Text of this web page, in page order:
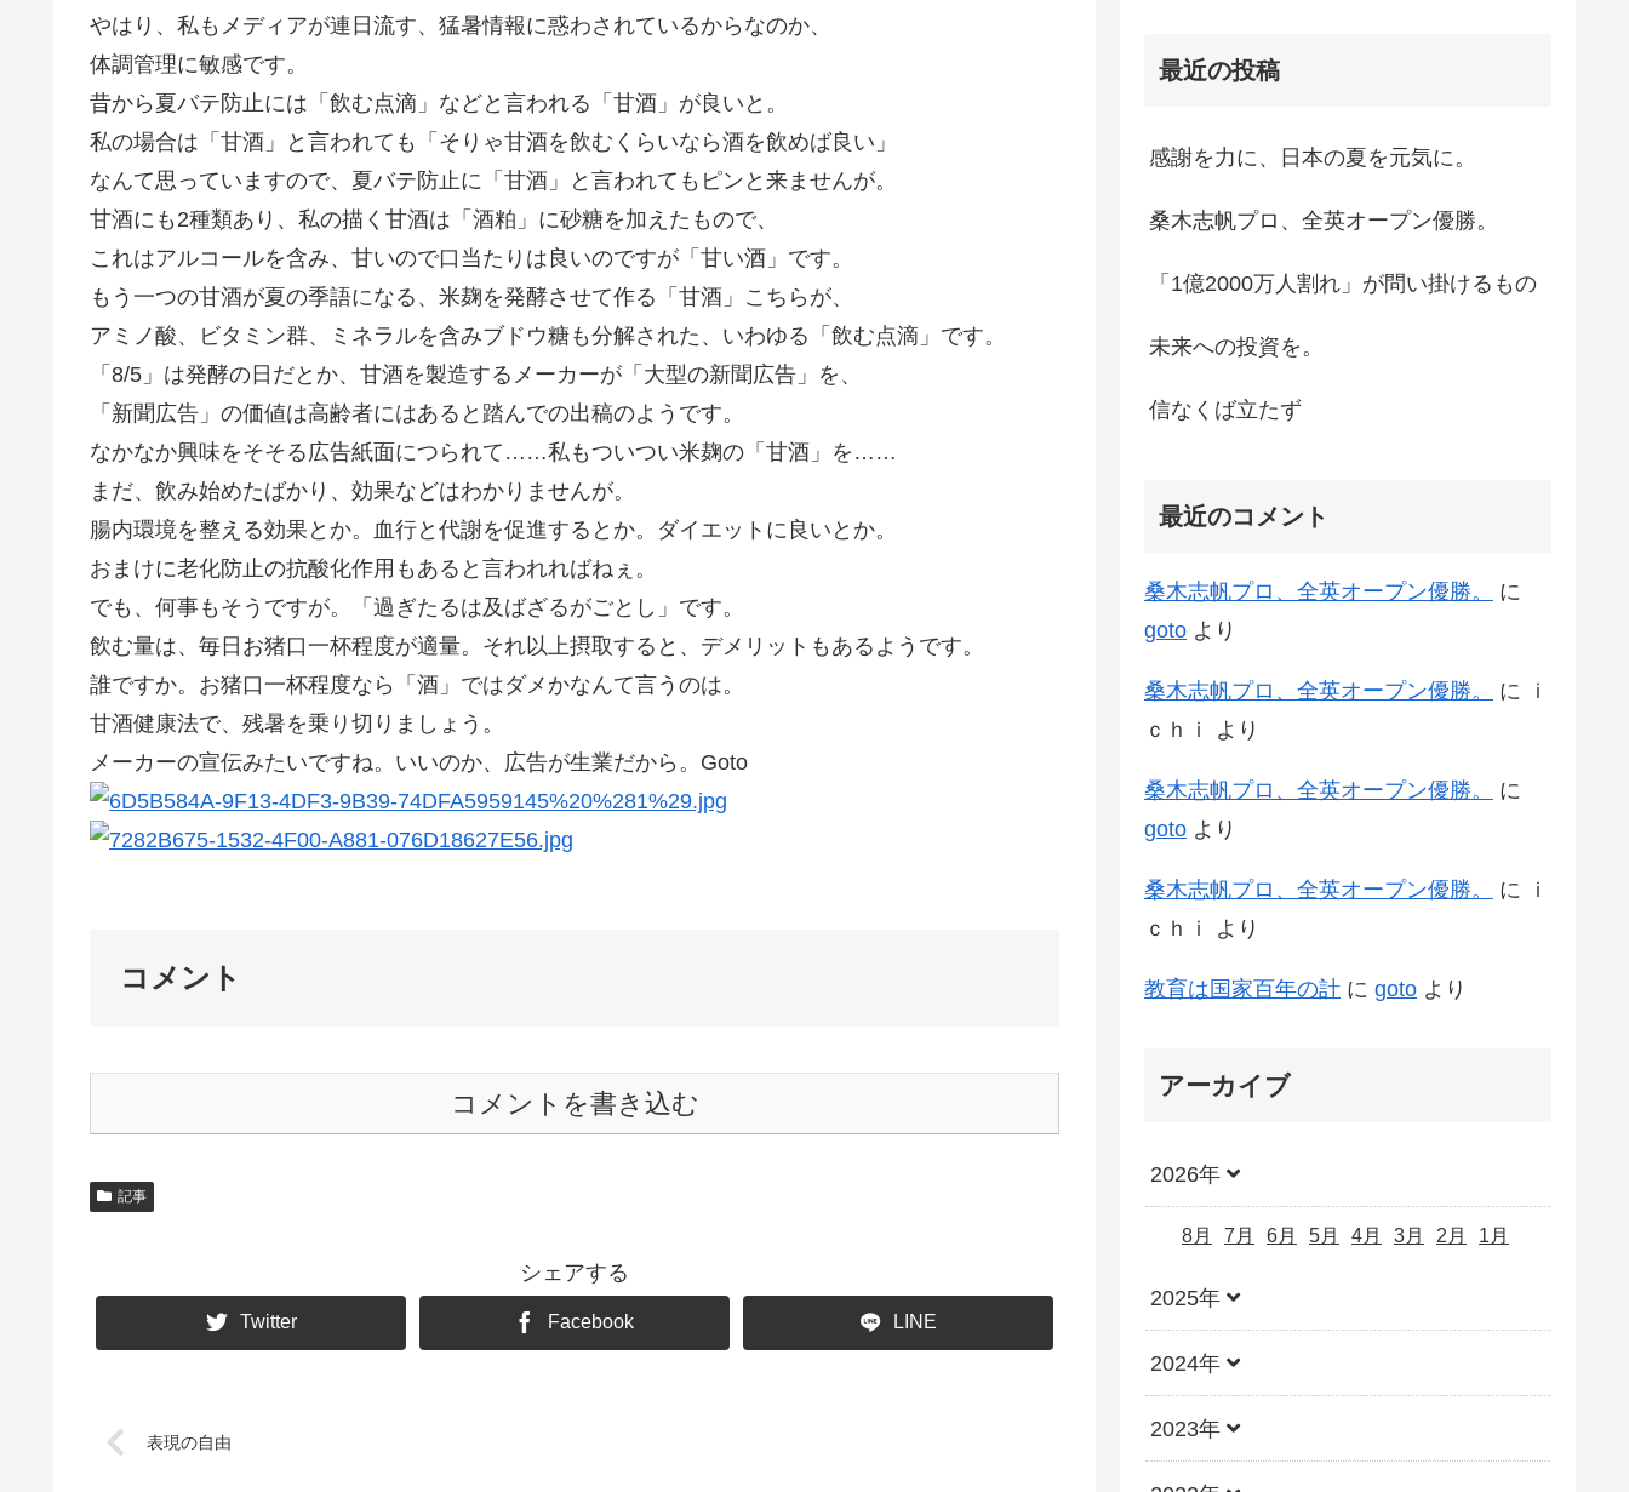
やはり、私もメディアが連日流す、猛暑情報に惑わされているからなのか、
体調管理に敏感です。
昔から夏バテ防止には「飲む点滴」などと言われる「甘酒」が良いと。
私の場合は「甘酒」と言われても「そりゃ甘酒を飲むくらいなら酒を飲めば良い」
なんて思っていますので、夏バテ防止に「甘酒」と言われてもピンと来ませんが。
甘酒にも2種類あり、私の描く甘酒は「酒粕」に砂糖を加えたもので、
これはアルコールを含み、甘いので口当たりは良いのですが「甘い酒」です。
もう一つの甘酒が夏の季語になる、米麹を発酵させて作る「甘酒」こちらが、
アミノ酸、ビタミン群、ミネラルを含みブドウ糖も分解された、いわゆる「飲む点滴」です。
「8/5」は発酵の日だとか、甘酒を製造するメーカーが「大型の新聞広告」を、
「新聞広告」の価値は高齢者にはあると踏んでの出稿のようです。
なかなか興味をそそる広告紙面につられて……私もついつい米麹の「甘酒」を……
まだ、飲み始めたばかり、効果などはわかりませんが。
腸内環境を整える効果とか。血行と代謝を促進するとか。ダイエットに良いとか。
おまけに老化防止の抗酸化作用もあると言われればねぇ。
でも、何事もそうですが。「過ぎたるは及ばざるがごとし」です。
飲む量は、毎日お猪口一杯程度が適量。それ以上摂取すると、デメリットもあるようです。
誰ですか。お猪口一杯程度なら「酒」ではダメかなんて言うのは。
甘酒健康法で、残暑を乗り切りましょう。
メーカーの宣伝みたいですね。いいのか、広告が生業だから。Goto
コメント
コメントを書き込む
記事
シェアする
Twitter Facebook LINE
表現の自由
最近の投稿
感謝を力に、日本の夏を元気に。
桑木志帆プロ、全英オープン優勝。
「1億2000万人割れ」が問い掛けるもの
未来への投資を。
信なくば立たず
最近のコメント
桑木志帆プロ、全英オープン優勝。
に
goto より
桑木志帆プロ、全英オープン優勝。 に
ｉ
ｃｈｉ
より
桑木志帆プロ、全英オープン優勝。
に
goto より
桑木志帆プロ、全英オープン優勝。 に
ｉ
ｃｈｉ
より
教育は国家百年の計 に goto より
アーカイブ
2026年
8月 7月 6月 5月 4月 3月 2月 1月
2025年
2024年
2023年